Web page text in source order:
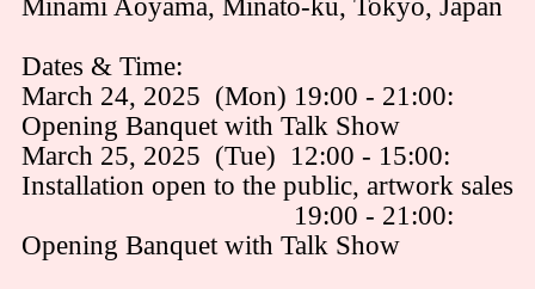
Minami Aoyama, Minato-ku, Tokyo, Japan
Dates & Time:
March 24, 2025 (Mon) 19:00 - 21:00:
Opening Banquet with Talk Show
March 25, 2025 (Tue) 12:00 - 15:00:
Installation open to the public, artwork sales
19:00 - 21:00:
Opening Banquet with Talk Show